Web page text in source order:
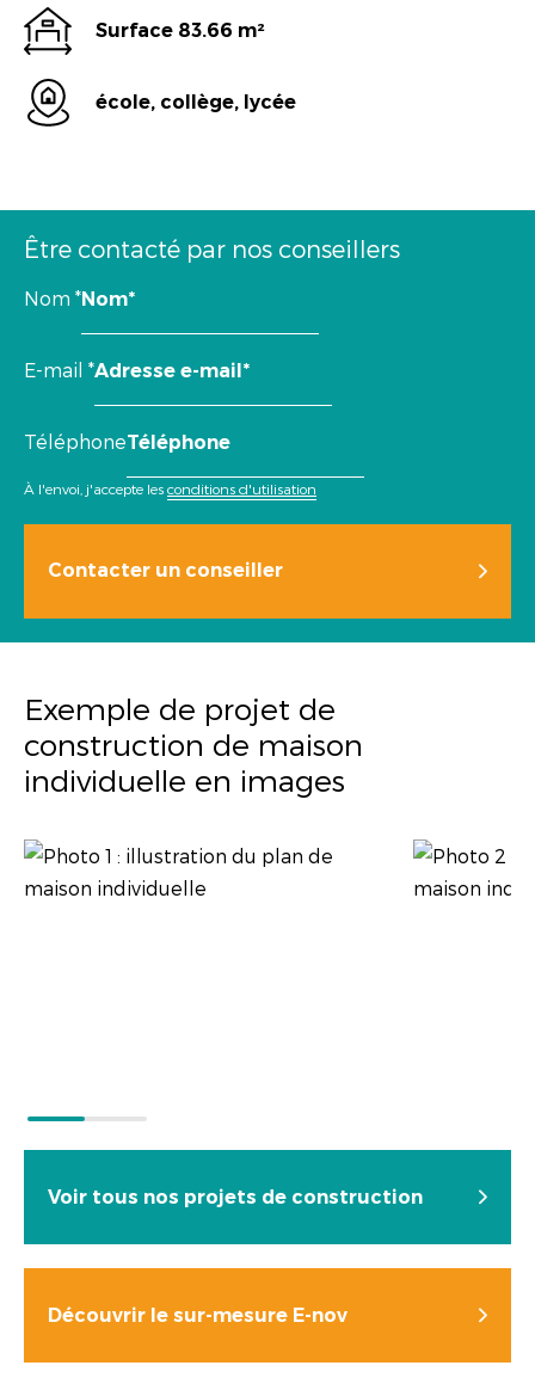
Surface 83.66 m²
école, collège, lycée
Être contacté par nos conseillers
Nom *
E-mail *
Téléphone
À l'envoi, j'accepte les conditions d'utilisation
Contacter un conseiller
Exemple de projet de
construction de maison
individuelle en images
Voir tous nos projets de construction
Découvrir le sur-mesure E-nov